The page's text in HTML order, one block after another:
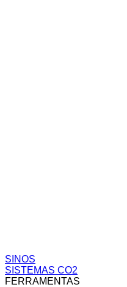
SINOS
SISTEMAS CO2
FERRAMENTAS